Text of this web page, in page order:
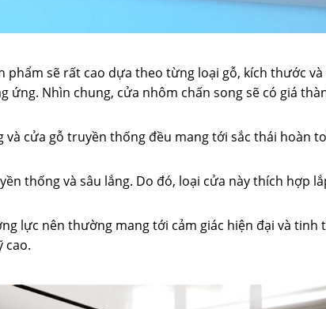
phẩm sẽ rất cao dựa theo từng loại gỗ, kích thước
ứng. Nhìn chung, cửa nhôm chấn song sẽ có giá
cửa gỗ truyền thống đều mang tới sắc thái hoàn
thống và sâu lắng. Do đó, loại cửa này thích hợp
lực nên thường mang tới cảm giác hiện đại và tinh
cao.